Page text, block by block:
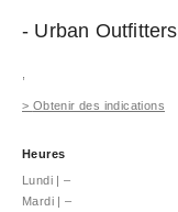
- Urban Outfitters
> Obtenir des indications
Heures
Lundi | –
Mardi | –